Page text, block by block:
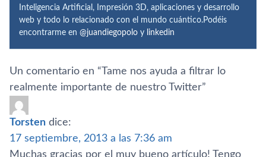
Inteligencia Artificial, Impresión 3D, aplicaciones y desarrollo
web y todo lo relacionado con el mundo cuántico.Podéis
encontrarme en @juandiegopolo y linkedin
Un comentario en “Tame nos ayuda a filtrar lo
realmente importante de nuestro Twitter”
Torsten dice:
17 septiembre, 2013 a las 7:36 am
Muchas gracias por el muy bueno artí­culo! Tengo